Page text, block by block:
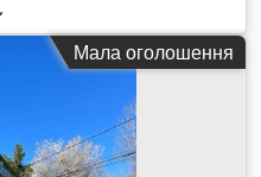
Мала оголошення